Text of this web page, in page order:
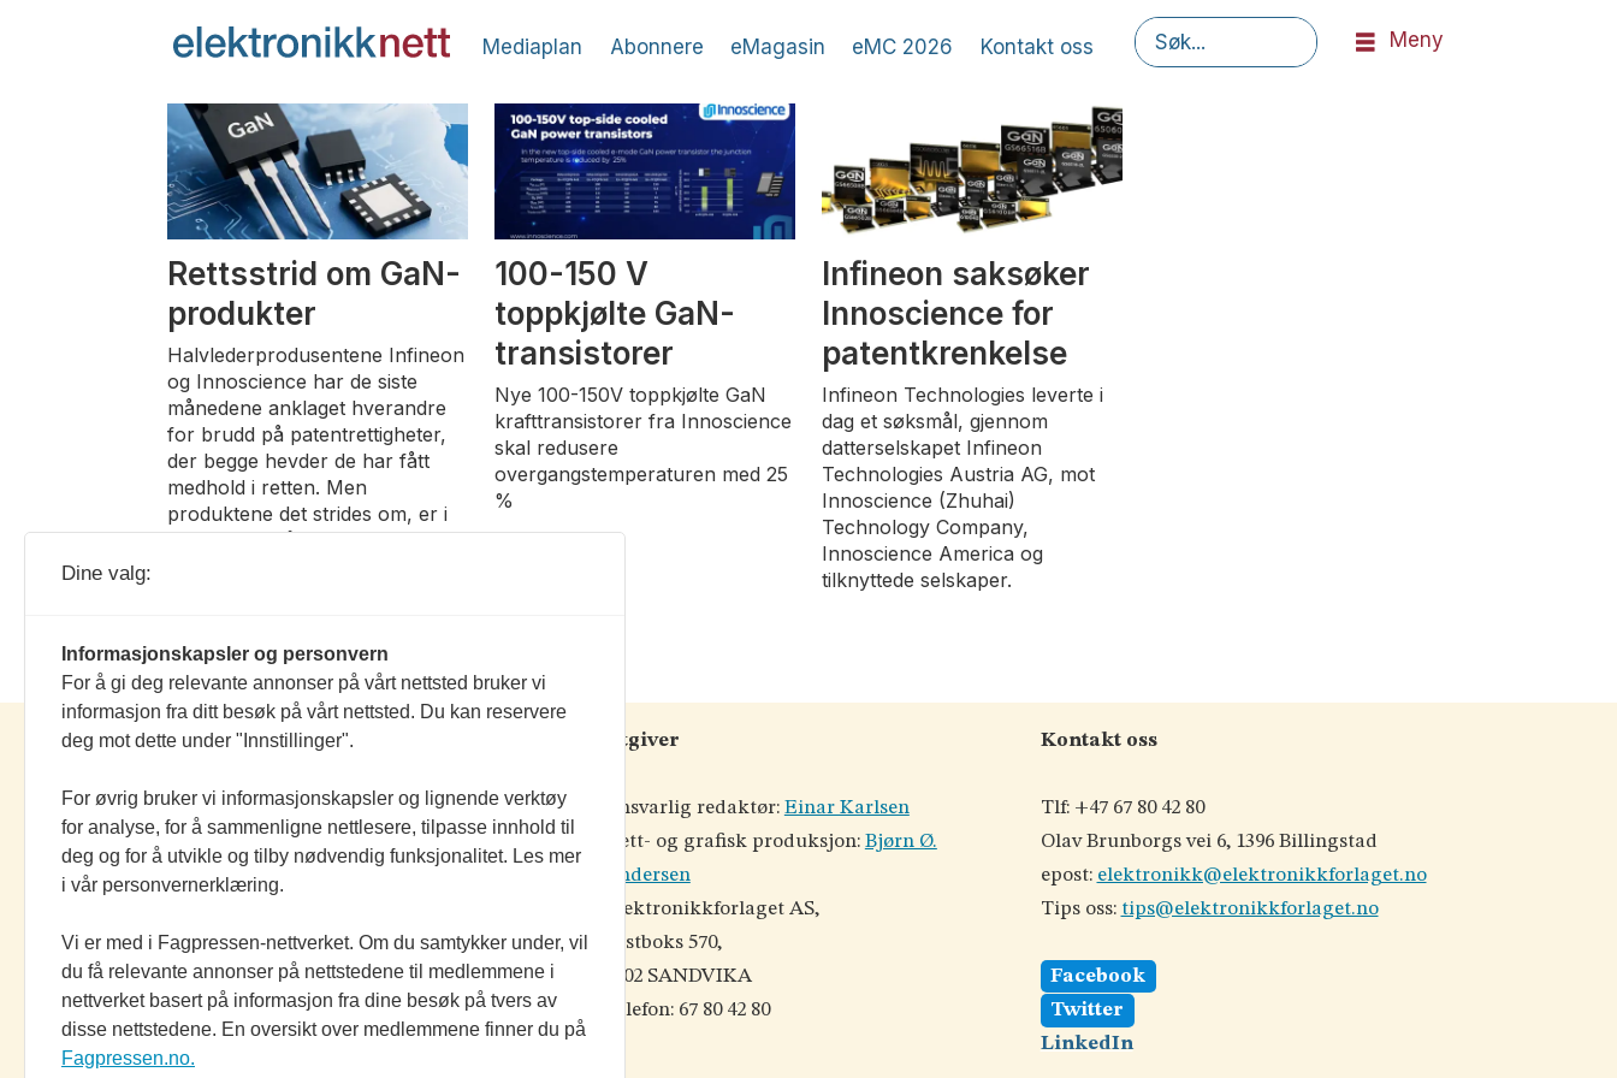
Mediaplan Abonnere eMagasin eMC 2026 Kontakt oss Søk
Meny
innoscience
Rettsstrid om GaN-
produkter
Halvlederprodusentene Infineon
og Innoscience har de siste
månedene anklaget hverandre
for brudd på patentrettigheter,
der begge hevder de har fått
medhold i retten. Men
produktene det strides om, er i
stor grad utgått.
100-150 V
toppkjølte GaN-
transistorer
Nye 100-150V toppkjølte GaN
krafttransistorer fra Innoscience
skal redusere
overgangstemperaturen med 25
%
Infineon saksøker
Innoscience for
patentkrenkelse
Infineon Technologies leverte i
dag et søksmål, gjennom
datterselskapet Infineon
Technologies Austria AG, mot
Innoscience (Zhuhai)
Technology Company,
Innoscience America og
tilknyttede selskaper.
elektronikknett.no
Nettredaktør:Einar Karlsen
Salgssjef: Morten Olsson
Alt innhold er
Elektronikk og elektronikknett.no arbeider
etterVær Varsom-plakatens regler for god
presseskikkog redaktørplakaten
Om Informasjonskapsler (Cookies)
Utgiver
Ansvarlig redaktør: Einar Karlsen
Nett- og grafisk produksjon: Bjørn Ø.
Andersen
Elektronikkforlaget AS,
Postboks 570,
1302 SANDVIKA
Telefon: 67 80 42 80
Kontakt oss
Tlf: +47 67 80 42 80
Olav Brunborgs vei 6, 1396 Billingstad
epost: elektronikk@elektronikkforlaget.no
Tips oss: tips@elektronikkforlaget.no
Facebook
Twitter
LinkedIn
Dine valg:
Informasjonskapsler og personvern
For å gi deg relevante annonser på vårt nettsted bruker vi
informasjon fra ditt besøk på vårt nettsted. Du kan reservere
deg mot dette under "Innstillinger".
For øvrig bruker vi informasjonskapsler og lignende verktøy
for analyse, for å sammenligne nettlesere, tilpasse innhold til
deg og for å utvikle og tilby nødvendig funksjonalitet. Les mer
i vår personvernerklæring.
Vi er med i Fagpressen-nettverket. Om du samtykker under, vil
du få relevante annonser på nettstedene til medlemmene i
nettverket basert på informasjon fra dine besøk på tvers av
disse nettstedene. En oversikt over medlemmene finner du på
Fagpressen.no.